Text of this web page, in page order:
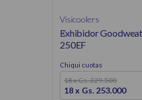
Visicoolers
Exhibidor
250EF
Chiqui cuotas
18 x Gs. 329.500
18 x Gs. 253.000